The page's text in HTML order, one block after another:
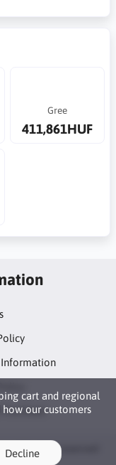
Gree
411,861HUF
cart and regional
our customers
Decline
All rights reserved ·